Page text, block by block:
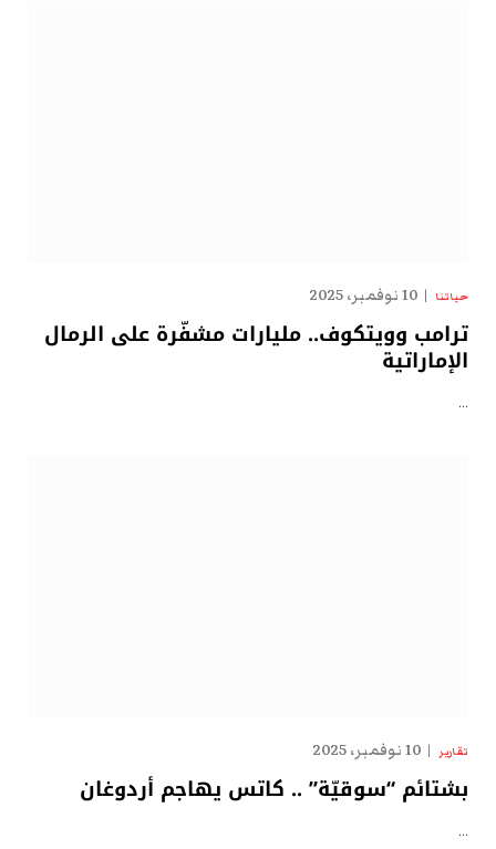
حياتنا 10 نوفمبر، 2025
ترامب وويتكوف.. مليارات مشفّرة على الرمال
الإماراتية
…
تقارير 10 نوفمبر، 2025
بشتائم “سوقيّة” .. كاتس يهاجم أردوغان
…